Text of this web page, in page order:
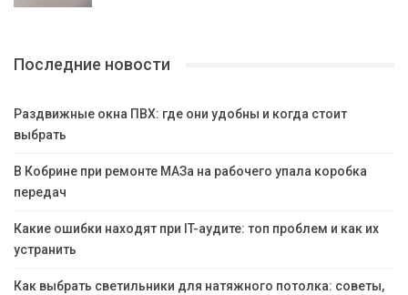
Последние новости
Раздвижные окна ПВХ: где они удобны и когда стоит
выбрать
В Кобрине при ремонте МАЗа на рабочего упала коробка
передач
Какие ошибки находят при IT-аудите: топ проблем и как их
устранить
Как выбрать светильники для натяжного потолка: советы,